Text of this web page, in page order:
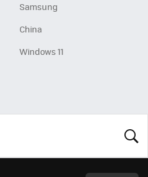
Samsung
China
Windows 11